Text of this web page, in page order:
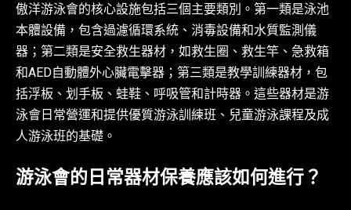
傲洋游泳會的核心設施包括三個主要類別。第一類是泳池
本體設備，包含過濾循環系統、消毒設備和水質監測儀
器；第二類是安全救生器材，如救生圈、救生竿、急救箱
和AED自動體外心臟電擊器；第三類是教學訓練器材，包
括浮板、划手板、蛙鞋、呼吸管和計時器。這些器材是游
泳會日常營運和提供優質游泳訓練班、兒童游泳課程及成
人游泳班的基礎。
游泳會的日常器材保養應該如何進行？